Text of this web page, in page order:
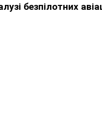
безпілотних